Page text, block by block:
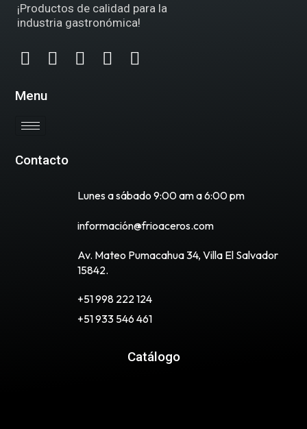
¡Productos de calidad para la
industria gastronómica!
Menu
Contacto
Lunes a sábado 9:00 am a 6:00 pm
información@frioaceros.com
Av. Mateo Pumacahua 34, Villa El Salvador
15842.
+51 998 222 124
+51 933 546 461
Catálogo